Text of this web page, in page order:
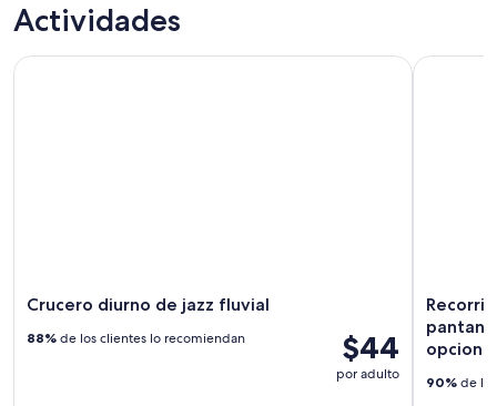
Actividades
Crucero diurno de jazz fluvial
$44
por adulto
88% de los clientes lo recomiendan
Crucero diurno de jazz fluvial
opcional
90% de